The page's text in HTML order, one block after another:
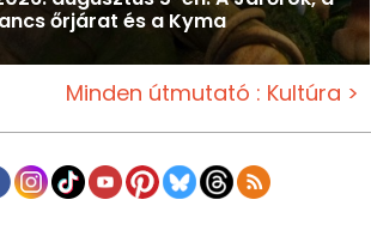
őrjárat és a Kyma
Minden útmutató : Kultúra >